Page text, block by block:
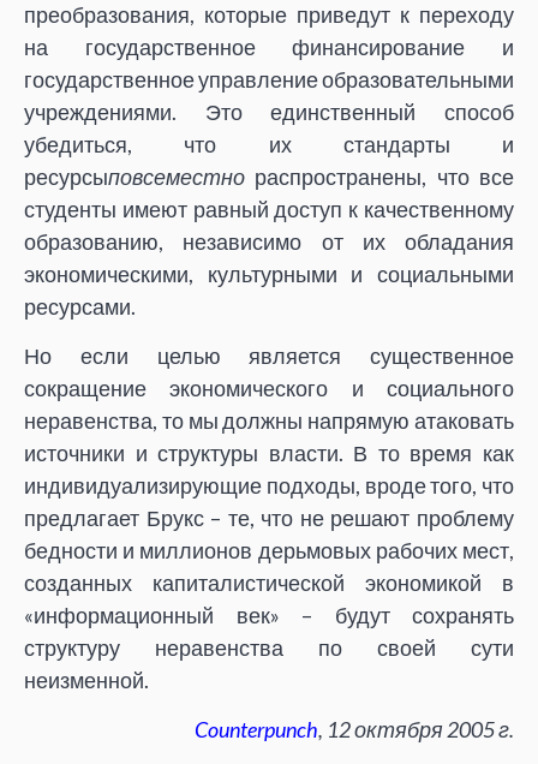
преобразования, которые приведут к переходу
на государственное финансирование и
государственное управление образовательными
учреждениями. Это единственный способ
убедиться, что их стандарты и
ресурсыповсеместно распространены, что все
студенты имеют равный доступ к качественному
образованию, независимо от их обладания
экономическими, культурными и социальными
ресурсами.
Но если целью является существенное
сокращение экономического и социального
неравенства, то мы должны напрямую атаковать
источники и структуры власти. В то время как
индивидуализирующие подходы, вроде того, что
предлагает Брукс – те, что не решают проблему
бедности и миллионов дерьмовых рабочих мест,
созданных капиталистической экономикой в
«информационный век» – будут сохранять
структуру неравенства по своей сути
неизменной.
Counterpunch, 12 октября 2005 г.